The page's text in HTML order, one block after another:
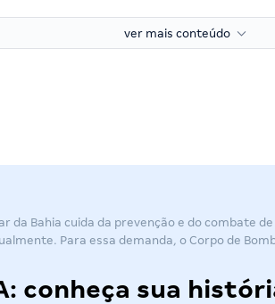
ver mais conteúdo
da Bahia cuida da prevenção e do combate
Para essa demanda, o Corpo de
conheça sua